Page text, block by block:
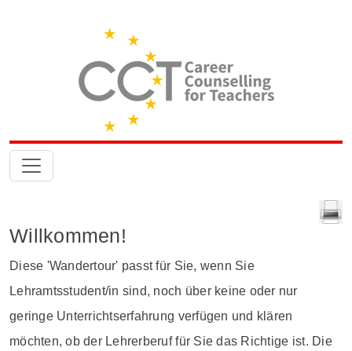
Willkommen!
Diese 'Wandertour' passt für Sie, wenn Sie
Lehramtsstudent/in sind, noch über keine oder nur
geringe Unterrichtserfahrung verfügen und klären
möchten, ob der Lehrerberuf für Sie das Richtige ist. Die